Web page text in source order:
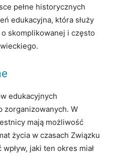
pełne historycznych
edukacyjna, która służy
skomplikowanej i często
edukacyjnych
zorganizowanych. W
mają możliwość
życia w czasach Związku
jaki ten okres miał